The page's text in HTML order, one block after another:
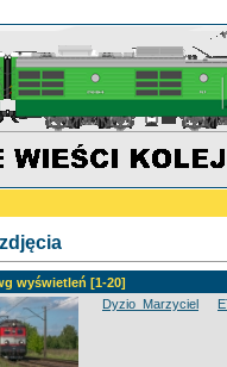
wyświetleń [1-20]
Dyzio_Marzyciel